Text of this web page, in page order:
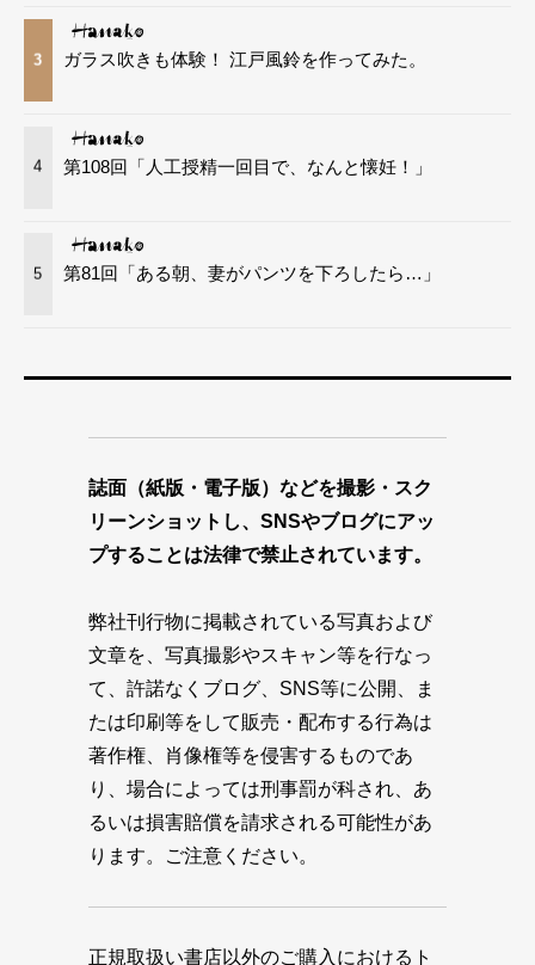
3 ガラス吹きも体験！ 江戸風鈴を作ってみた。
4 第108回「人工授精一回目で、なんと懐妊！」
5 第81回「ある朝、妻がパンツを下ろしたら…」
誌面（紙版・電子版）などを撮影・スク
リーンショットし、SNSやブログにアッ
プすることは法律で禁止されています。
弊社刊行物に掲載されている写真および
文章を、写真撮影やスキャン等を行なっ
て、許諾なくブログ、SNS等に公開、ま
たは印刷等をして販売・配布する行為は
著作権、肖像権等を侵害するものであ
り、場合によっては刑事罰が科され、あ
るいは損害賠償を請求される可能性があ
ります。ご注意ください。
正規取扱い書店以外のご購入におけるト